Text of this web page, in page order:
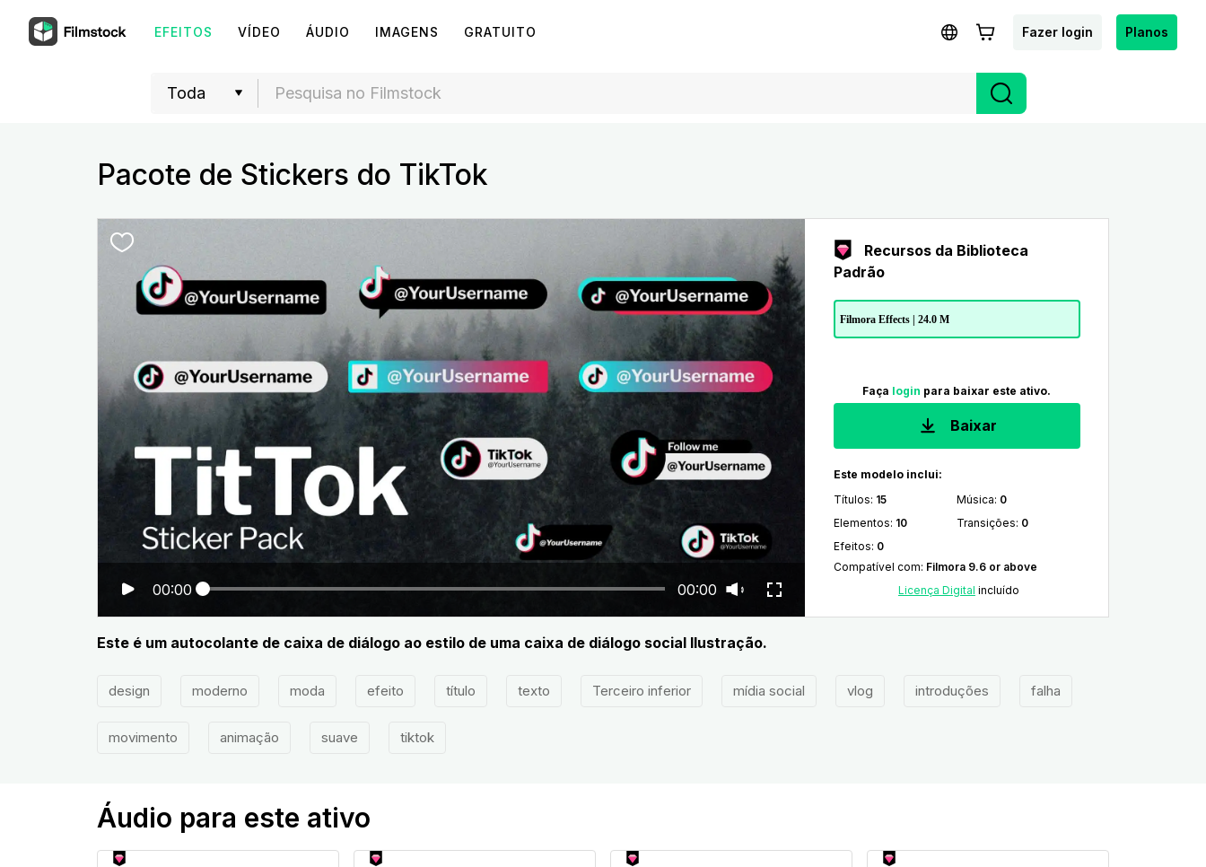
EFEITOS VÍDEO ÁUDIO IMAGENS GRATUITO Fazer login Planos
Pacote de Stickers do TikTok
00:00 00:00
Recursos da Biblioteca
Padrão
Filmora Effects | 24.0 M
Faça login para baixar este ativo.
Baixar
Este modelo inclui:
Títulos: 15 Música: 0
Elementos: 10 Transições: 0
Efeitos: 0
Compatível com: Filmora 9.6 or above
Licença Digital incluído
Este é um autocolante de caixa de diálogo ao estilo de uma caixa de diálogo social Ilustração.
design moderno moda efeito título texto Terceiro inferior mídia social vlog introduções falha
movimento animação suave tiktok
Áudio para este ativo